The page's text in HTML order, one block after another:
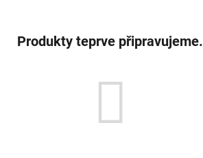
Produkty teprve připravujeme.